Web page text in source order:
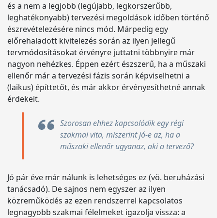
és a nem a legjobb (legújabb, legkorszerűbb,
leghatékonyabb) tervezési megoldások időben történő
észrevételezésére nincs mód. Márpedig egy
előrehaladott kivitelezés során az ilyen jellegű
tervmódosításokat érvényre juttatni többnyire már
nagyon nehézkes. Éppen ezért észszerű, ha a műszaki
ellenőr már a tervezési fázis során képviselhetni a
(laikus) építtetőt, és már akkor érvényesíthetné annak
érdekeit.
Szorosan ehhez kapcsolódik egy régi
szakmai vita, miszerint jó-e az, ha a
műszaki ellenőr ugyanaz, aki a tervező?
Jó pár éve már nálunk is lehetséges ez (vö. beruházási
tanácsadó). De sajnos nem egyszer az ilyen
közreműködés az ezen rendszerrel kapcsolatos
legnagyobb szakmai félelmeket igazolja vissza: a